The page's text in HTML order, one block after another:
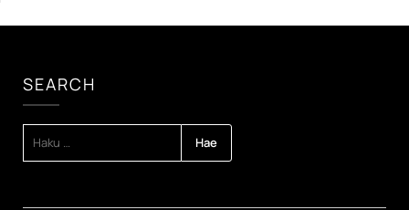
SEARCH